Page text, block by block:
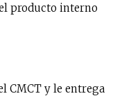
producto interno
CMCT y le entrega